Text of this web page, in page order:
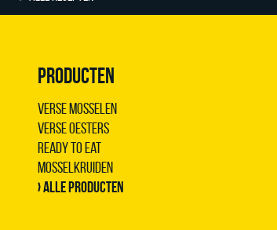
PRODUCTEN
Verse Mosselen
Verse Oesters
Ready to Eat
Mosselkruiden
› Alle producten